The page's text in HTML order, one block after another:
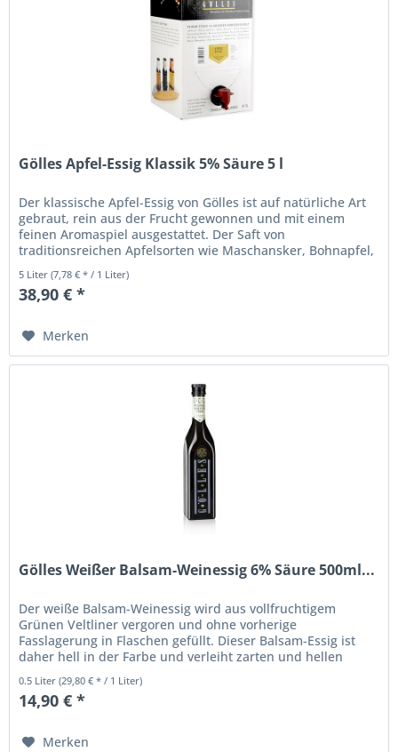
Gölles Apfel-Essig Klassik 5% Säure 5 l
Der klassische Apfel-Essig von Gölles ist auf natürliche Art
gebraut, rein aus der Frucht gewonnen und mit einem
feinen Aromaspiel ausgestattet. Der Saft von
traditionsreichen Apfelsorten wie Maschansker, Bohnapfel,
Ilzer Weinler oder...
5 Liter(7,78 € * / 1 Liter)
38,90 € *
Merken
Gölles Weißer Balsam-Weinessig 6% Säure 500ml...
Der weiße Balsam-Weinessig wird aus vollfruchtigem
Grünen Veltliner vergoren und ohne vorherige
Fasslagerung in Flaschen gefüllt. Dieser Balsam-Essig ist
daher hell in der Farbe und verleiht zarten und hellen
Speisen eine feine Würze,...
0.5 Liter(29,80 € * / 1 Liter)
14,90 € *
Merken